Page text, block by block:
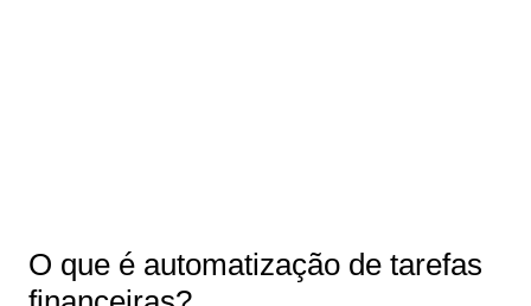
O que é automatização de tarefas